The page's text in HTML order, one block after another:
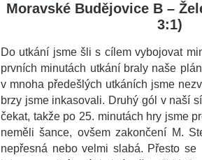
Moravské Budějovice B –
3:1)
Do utkání jsme šli s cílem vybojovat
prvních minutách utkání braly naše
v mnoha předešlých utkáních jsme
brzy jsme inkasovali. Druhý gól v naší
čekat, takže po 25. minutách hry jsme
neměli šance, ovšem zakončení M.
nepřesná nebo velmi slabá. Přesto